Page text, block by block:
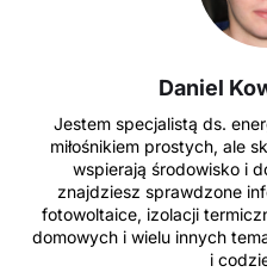
Daniel
Jestem specjalistą ds.
miłośnikiem prostych, ale
wspierają środowisko i
znajdziesz sprawdzone
fotowoltaice, izolacji
domowych i wielu innych
i